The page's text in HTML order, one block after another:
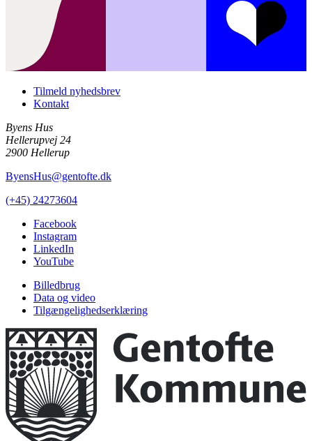
Tilmeld nyhedsbrev
Kontakt
Byens Hus
Hellerupvej 24
2900 Hellerup
ByensHus@gentofte.dk
(+45) 24273604
Facebook
Instagram
LinkedIn
YouTube
Billedbrug
Data og video
Tilgængelighedserklæring